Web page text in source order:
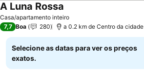
Casa/apartamento inteiro
A Luna Rossa
7,7 Boa 280 a 0.2 km de Centro da cidade
Selecione as datas para ver os preços
exatos.